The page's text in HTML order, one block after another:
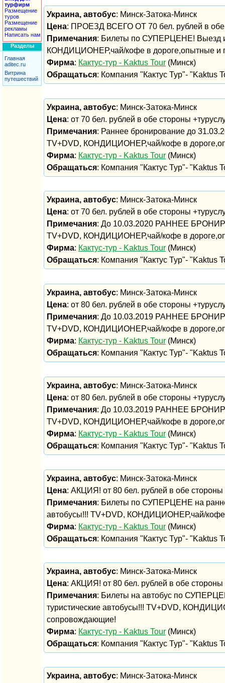
турфирм
Размещение
туров
Размещение
рекламы
Написать нам
Разделы
Главная
aditec.ru
Витрина
путешествий
Украина, автобус: Минск-Затока-Минск
Цена: ПРОЕЗД ВСЕГО ОТ 70 бел. рублей в обе
Примечания: Билеты по СУПЕРЦЕНЕ! Выезд
КОНДИЦИОНЕР,чай/кофе в дороге,опытные и
Фирма: Кактус-тур - Kaktus Tour (Минск)
Обращаться: Компания "Кактус Тур"- "Kaktus
Украина, автобус: Минск-Затока-Минск
Цена: от 70 бел. рублей в обе стороны
Примечания: Раннее бронирование до
TV+DVD, КОНДИЦИОНЕР,чай/кофе в
Фирма: Кактус-тур - Kaktus Tour (Минск)
Обращаться: Компания "Кактус Тур"- "Kaktus
Украина, автобус: Минск-Затока-Минск
Цена: от 70 бел. рублей в обе стороны
Примечания: До 10.03.2020 РАННЕЕ
TV+DVD, КОНДИЦИОНЕР,чай/кофе в
Фирма: Кактус-тур - Kaktus Tour (Минск)
Обращаться: Компания "Кактус Тур"- "Kaktus
Украина, автобус: Минск-Затока-Минск
Цена: от 80 бел. рублей в обе стороны
Примечания: До 10.03.2019 РАННЕЕ
TV+DVD, КОНДИЦИОНЕР,чай/кофе в
Фирма: Кактус-тур - Kaktus Tour (Минск)
Обращаться: Компания "Кактус Тур"- "Kaktus
Украина, автобус: Минск-Затока-Минск
Цена: от 80 бел. рублей в обе стороны
Примечания: До 10.03.2019 РАННЕЕ
TV+DVD, КОНДИЦИОНЕР,чай/кофе в
Фирма: Кактус-тур - Kaktus Tour (Минск)
Обращаться: Компания "Кактус Тур"- "Kaktus
Украина, автобус: Минск-Затока-Минск
Цена: АКЦИЯ! от 80 бел. рублей в обе стороны
Примечания: Билеты по СУПЕРЦЕНЕ на
автобусы!!! TV+DVD, КОНДИЦИОНЕР,чай/
Фирма: Кактус-тур - Kaktus Tour (Минск)
Обращаться: Компания "Кактус Тур"- "Kaktus
Украина, автобус: Минск-Затока-Минск
Цена: АКЦИЯ! от 80 бел. рублей в обе стороны
Примечания: Билеты на автобус по
туристические автобусы!!! TV+DVD,
сопровождающие!
Фирма: Кактус-тур - Kaktus Tour (Минск)
Обращаться: Компания "Кактус Тур"- "Kaktus
Украина, автобус: Минск-Затока-Минск